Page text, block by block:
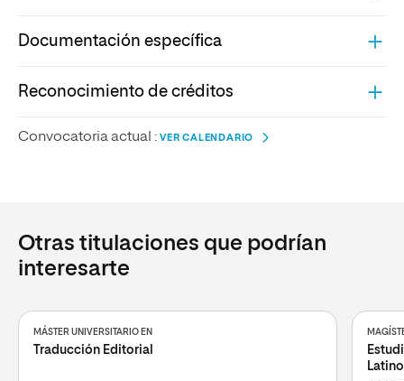
Documentación específica
Reconocimiento de créditos
Convocatoria actual : VER CALENDARIO
Otras titulaciones que podrían
interesarte
MÁSTER UNIVERSITARIO EN
Traducción Editorial